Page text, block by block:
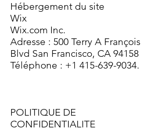
Hébergement du site
Wix
Wix.com Inc.
Adresse : 500 Terry A François
Blvd San Francisco, CA 94158
Téléphone : +1 415-639-9034.
POLITIQUE DE
CONFIDENTIALITE